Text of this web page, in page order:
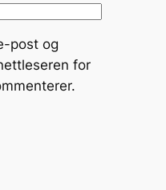
post og
for